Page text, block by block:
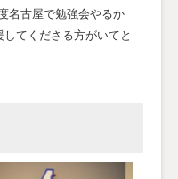
名古屋で勉強会やるか
てくださる方がいてと